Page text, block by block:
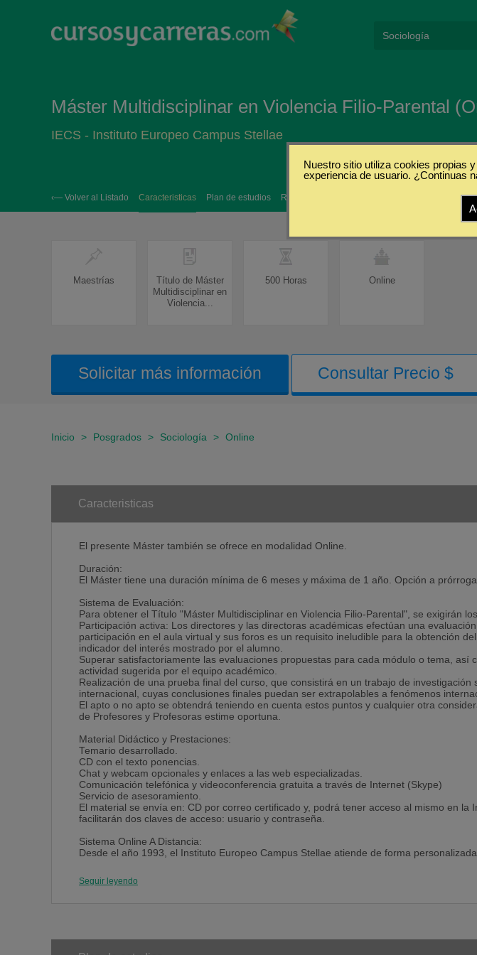
Máster Multidisciplinar en Violencia Filio-Parental
IECS - Instituto Europeo Campus Stellae
‹— Volver al Listado Caracteristicas Plan de estudios Requisitos
Maestrías
Título de Máster
Multidisciplinar en
Violencia...
500 Horas Online
Solicitar más información Consultar Precio $
Inicio > Posgrados > Sociología > Online
Caracteristicas
El presente Máster también se ofrece en modalidad Online.
Duración:
El Máster tiene una duración mínima de 6 meses y máxima de 1 año. Opción a
Sistema de Evaluación:
Para obtener el Título "Máster Multidisciplinar en Violencia Filio-Parental", se exigirán
Participación activa: Los directores y las directoras académicas efectúan una
participación en el aula virtual y sus foros es un requisito ineludible para la obtención
indicador del interés mostrado por el alumno.
Superar satisfactoriamente las evaluaciones propuestas para cada módulo o tema, así
actividad sugerida por el equipo académico.
Realización de una prueba final del curso, que consistirá en un trabajo de investigación
internacional, cuyas conclusiones finales puedan ser extrapolables a fenómenos
El apto o no apto se obtendrá teniendo en cuenta estos puntos y cualquier otra
de Profesores y Profesoras estime oportuna.
Material Didáctico y Prestaciones:
Temario desarrollado.
CD con el texto ponencias.
Chat y webcam opcionales y enlaces a las web especializadas.
Comunicación telefónica y videoconferencia gratuita a través de Internet (Skype)
Servicio de asesoramiento.
El material se envía en: CD por correo certificado y, podrá tener acceso al mismo en la
facilitarán dos claves de acceso: usuario y contraseña.
Sistema Online A Distancia:
Desde el año 1993, el Instituto Europeo Campus Stellae atiende de forma
La metodología es sencilla y eficaz. Ofrecemos un entorno seguro y cerrado de
del que se desarrollan las principales actividades:
Seguir leyendo
Nuestro sitio utiliza cookies propias
experiencia de usuario. ¿Continuas